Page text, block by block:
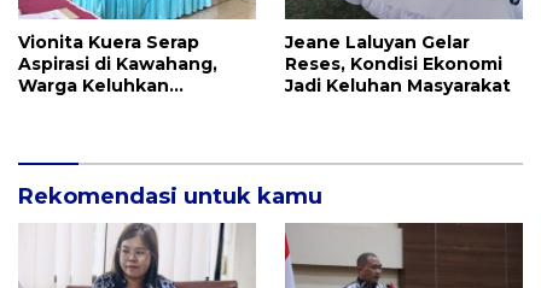
Vionita Kuera Serap
Aspirasi di Kawahang,
Warga Keluhkan
Jeane Laluyan Gelar
Reses, Kondisi Ekonomi
Jadi Keluhan Masyarakat
Rekomendasi untuk kamu